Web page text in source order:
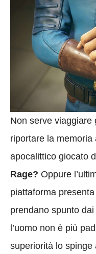
Non serve viaggiare
riportare la
apocalittico giocato
Rage? Oppure
piattaforma
prendano spunto
l’uomo non è più
superiorità lo spinge